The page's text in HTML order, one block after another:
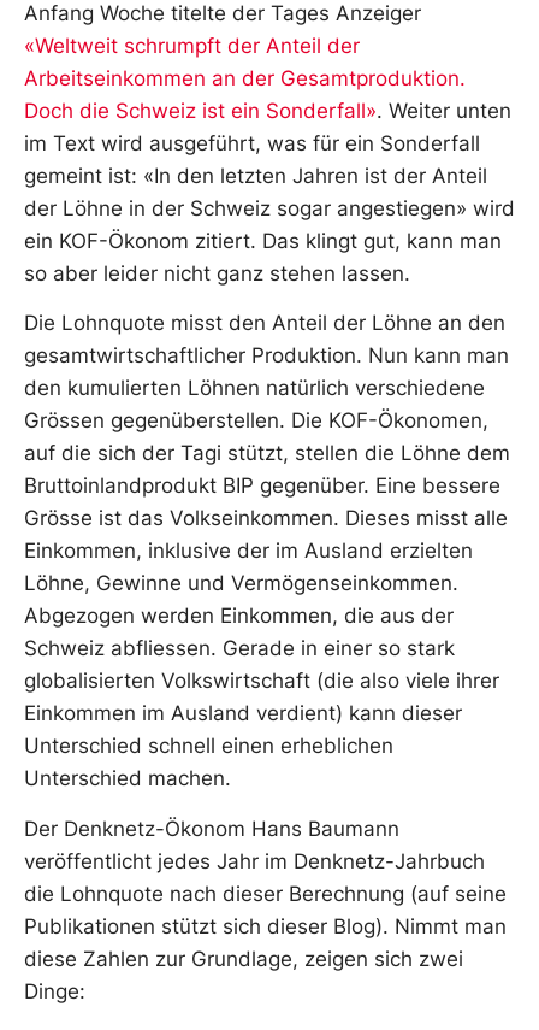
Anfang Woche titelte der Tages Anzeiger
«Weltweit schrumpft der Anteil der
Arbeitseinkommen an der Gesamtproduktion.
Doch die Schweiz ist ein Sonderfall». Weiter unten
im Text wird ausgeführt, was für ein Sonderfall
gemeint ist: «In den letzten Jahren ist der Anteil
der Löhne in der Schweiz sogar angestiegen» wird
ein KOF-Ökonom zitiert. Das klingt gut, kann man
so aber leider nicht ganz stehen lassen.
Die Lohnquote misst den Anteil der Löhne an den
gesamtwirtschaftlicher Produktion. Nun kann man
den kumulierten Löhnen natürlich verschiedene
Grössen gegenüberstellen. Die KOF-Ökonomen,
auf die sich der Tagi stützt, stellen die Löhne dem
Bruttoinlandprodukt BIP gegenüber. Eine bessere
Grösse ist das Volkseinkommen. Dieses misst alle
Einkommen, inklusive der im Ausland erzielten
Löhne, Gewinne und Vermögenseinkommen.
Abgezogen werden Einkommen, die aus der
Schweiz abfliessen. Gerade in einer so stark
globalisierten Volkswirtschaft (die also viele ihrer
Einkommen im Ausland verdient) kann dieser
Unterschied schnell einen erheblichen
Unterschied machen.
Der Denknetz-Ökonom Hans Baumann
veröffentlicht jedes Jahr im Denknetz-Jahrbuch
die Lohnquote nach dieser Berechnung (auf seine
Publikationen stützt sich dieser Blog). Nimmt man
diese Zahlen zur Grundlage, zeigen sich zwei
Dinge: